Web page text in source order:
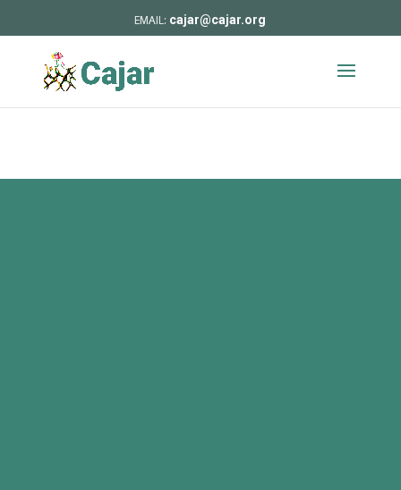
cajar@cajar.org